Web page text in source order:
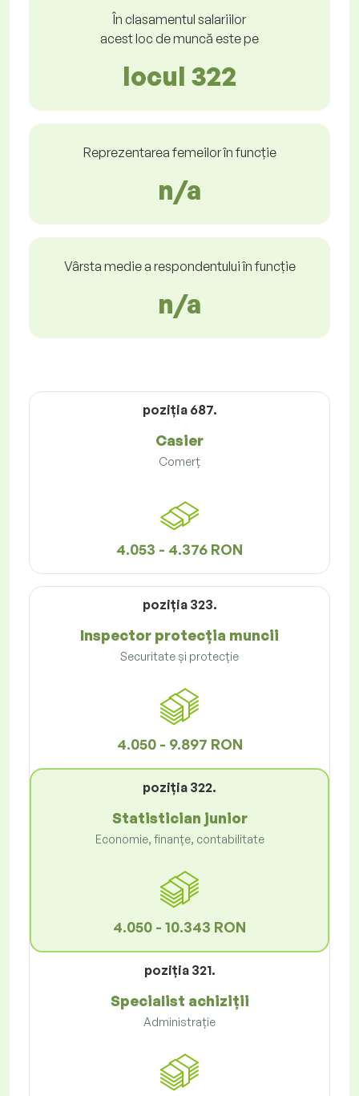
În clasamentul salariilor
acest loc de muncă este pe
locul 322
Reprezentarea femeilor în funcție
n/a
Vârsta medie a respondentului în funcție
n/a
poziţia 687.
Casier
Comerț
4.053 - 4.376 RON
poziţia 323.
Inspector protecția muncii
Securitate și protecție
4.050 - 9.897 RON
poziţia 322.
Statistician junior
Economie, finanțe, contabilitate
4.050 - 10.343 RON
poziţia 321.
Specialist achiziții
Administrație